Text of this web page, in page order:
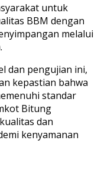
untuk
BBM dengan
melalui
dan pengujian ini,
kepastian bahwa
standar
Bitung
dan
kenyamanan